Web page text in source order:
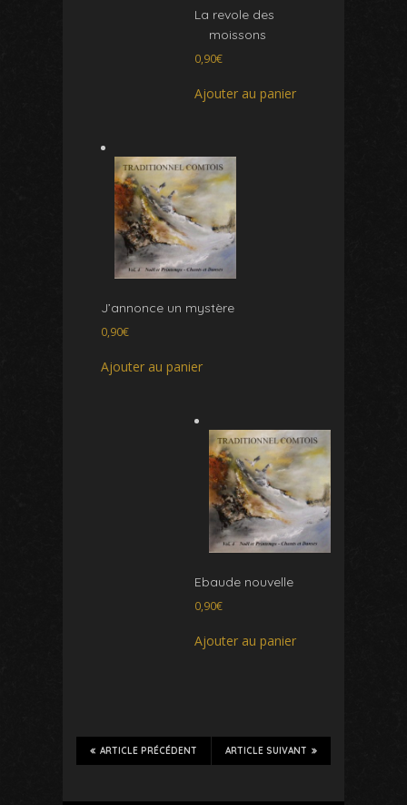
La revole des
moissons
0,90€
Ajouter au panier
J’annonce un mystère
0,90€
Ajouter au panier
Ebaude nouvelle
0,90€
Ajouter au panier
ARTICLE SUIVANT
ARTICLE PRÉCÉDENT